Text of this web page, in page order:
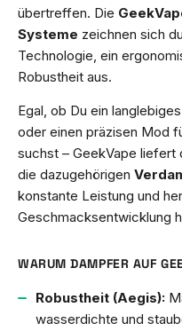
übertreffen. Die
Systeme zeichnen sich
Technologie, ein
Robustheit aus.
Egal, ob Du ein
oder einen präzisen Mod
suchst – GeekVape liefert
die dazugehörigen
konstante Leistung und
Geschmacksentwicklung
WARUM DAMPFER AUF
Robustheit (Aegis):
wasserdichte und